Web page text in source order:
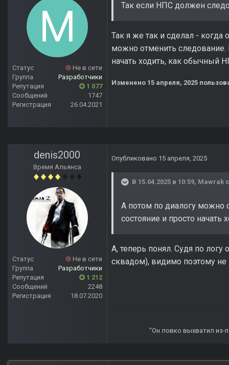
Статус
Не в сети
Группа
Разработчики
Репутация
1 077
Сообщений
1747
Регистрация
26.04.2021
Так если НПС должен
Так я же так и сделал - когда
можно отменить следование.
начать ходить, как обычный
Изменено 15 апреля, 2025
denis2000
Время Альянса
Статус
Не в сети
Группа
Разработчики
Репутация
1 212
Сообщений
2248
Регистрация
18.07.2020
Опубликовано 15 апреля, 2025
В 15.04.2025 в 10:59, Mawrak
А потом по диалогу можно
состояние и просто
А, теперь понял. Судя по
сквадом), видимо поэтому не
"Он ловко выхватил из-